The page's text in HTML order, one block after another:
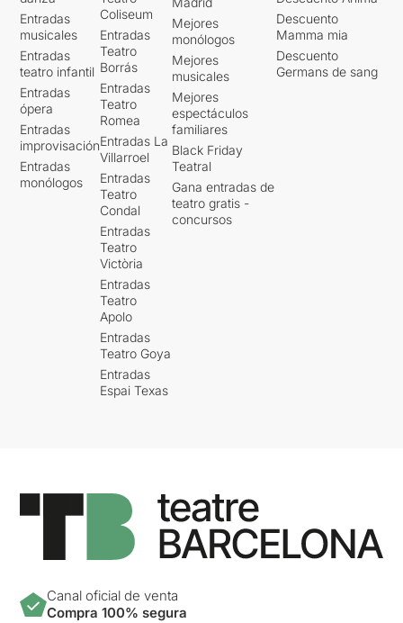
Entradas
musicales
Entradas
teatro infantil
Entradas
ópera
Entradas
improvisación
Entradas
monólogos
Coliseum
Entradas
Teatro
Borrás
Entradas
Teatro
Romea
Entradas La
Villarroel
Entradas
Teatro
Condal
Entradas
Teatro
Victòria
Entradas
Teatro
Apolo
Entradas
Teatro Goya
Entradas
Espai Texas
Mejores
monólogos
Mejores
musicales
Mejores
espectáculos
familiares
Black Friday
Teatral
Gana entradas de
teatro gratis -
concursos
Descuento
Mamma mia
Descuento
Germans de sang
Canal oficial de venta
Compra 100% segura